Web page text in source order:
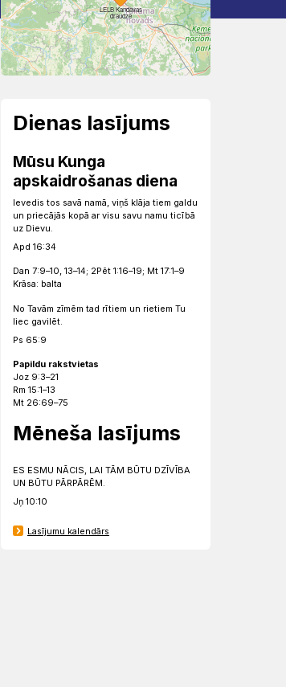
LELB Kandavas
draudze
Dienas lasījums
Mūsu Kunga
apskaidrošanas diena
Ievedis tos savā namā, viņš klāja tiem galdu
un priecājās kopā ar visu savu namu ticībā
uz Dievu.
Apd 16:34
Dan 7:9–10, 13–14; 2Pēt 1:16–19; Mt 17:1–9
Krāsa: balta
No Tavām zīmēm tad rītiem un rietiem Tu
liec gavilēt.
Ps 65:9
Papildu rakstvietas
Joz 9:3–21
Rm 15:1–13
Mt 26:69–75
Mēneša lasījums
ES ESMU NĀCIS, LAI TĀM BŪTU DZĪVĪBA
UN BŪTU PĀRPĀRĒM.
Jņ 10:10
Lasījumu kalendārs